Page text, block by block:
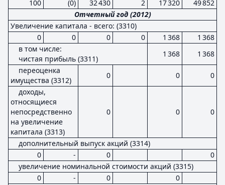
100
(0) 32 430 2 17 320
49 852
Отчетный год (2012)
Увеличение капитала - всего: (3310)
0
0 0 0 1 368
1 368
в том числе:
чистая прибыль (3311)
1 368
1 368
переоценка
имущества (3312)
0 0
0
доходы,
относящиеся
непосредственно
на увеличение
капитала (3313)
0 0 0
дополнительный выпуск акций (3314)
0
- 0
0
увеличение номинальной стоимости акций (3315)
0
- 0
0